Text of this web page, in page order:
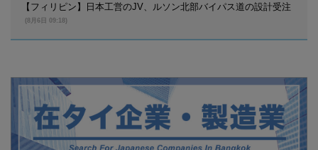
【フィリピン】日本工営のJV、ルソン北部バイパス道の設計受注
(8月6日 09:18)